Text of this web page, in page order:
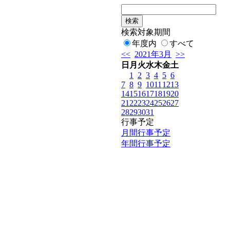
検索対象期間
年度内
すべて
<< 2021年3月
>>
日 月 火水木金土
1
2 3 4 5 6
7 8 9 1011 1213
14151617181920
21 222324252627
28293031
行事予定
月間行事予定
年間行事予定